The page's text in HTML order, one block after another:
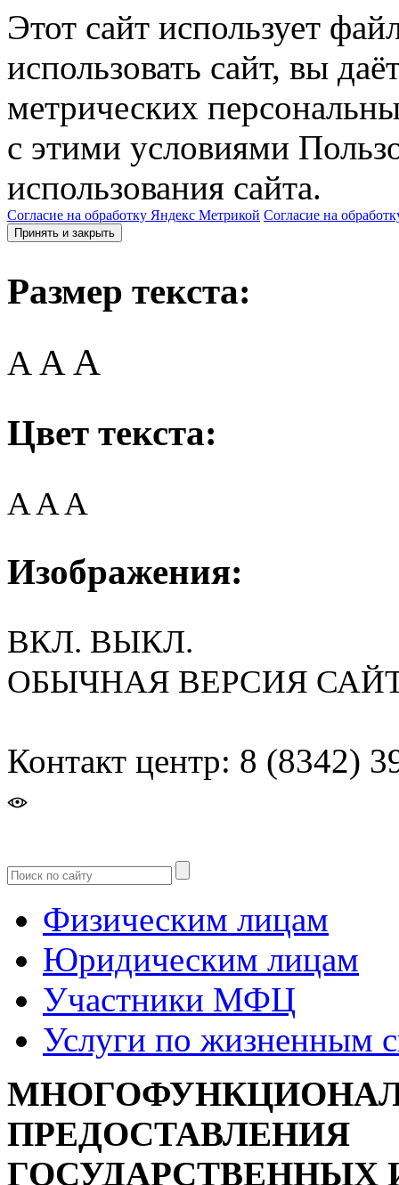
Этот сайт использует
использовать сайт, вы
метрических
с этими условиями
использования сайта.
Согласие на обработку Яндекс Метрикой Согласие на
Принять и закрыть
Размер текста:
A AA
Цвет текста:
AAA
Изображения:
ВКЛ. ВЫКЛ.
ОБЫЧНАЯ ВЕРСИЯ
Контакт центр: 8 (8342)
Физическим лицам
Юридическим лицам
Участники МФЦ
Услуги по жизненным
ПРЕДОСТАВЛЕНИЯ